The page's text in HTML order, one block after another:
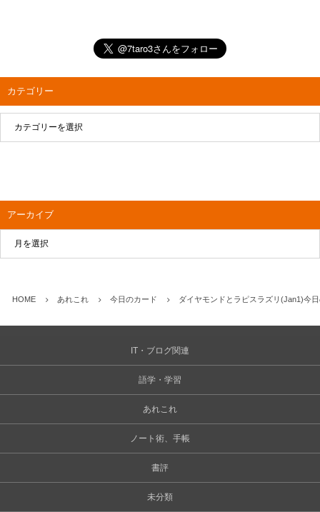
カテゴリー
アーカイブ
HOME あれこれ 今日のカード ダイヤモンドとラピスラズリ(Jan1)今
IT・ブログ関連
語学・学習
あれこれ
ノート術、手帳
書評
未分類